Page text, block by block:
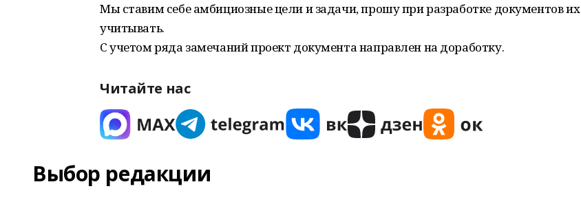
Мы ставим себе амбициозные цели и задачи, прошу при разработке документов их
учитывать.
С учетом ряда замечаний проект документа направлен на доработку.
Читайте нас
Выбор редакции